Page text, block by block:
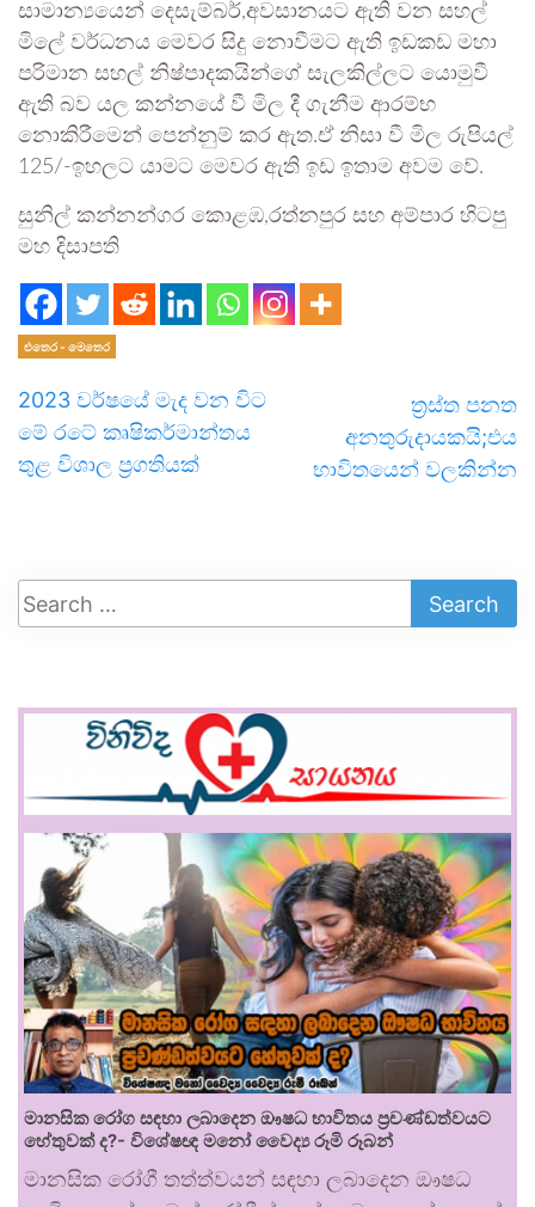
සාමාන්‍යයෙන් දෙසැම්බර්,අවසානයට ඇති වන සහල්
මිලේ වර්ධනය මෙවර සිදු නොවීමට ඇති ඉඩකඩ මහා
පරිමාන සහල් නිෂ්පාදකයින්ගේ සැලකිල්ලට යොමුවී
ඇති බව යල කන්නයේ වී මිල දී ගැනීම ආරම්භ
නොකිරීමෙන් පෙන්නුම් කර ඇත.ඒ නිසා වී මිල රුපියල්
125/-ඉහලට යාමට මෙවර ඇති ඉඩ ඉතාම අවම වේ.
සුනිල් කන්නන්ගර කොළඹ,රත්නපුර සහ අම්පාර හිටපු
මහ දිසාපති
එතෙර - මෙතෙර
2023 වර්ෂයේ මැද වන විට
මේ රටේ කෘෂිකර්මාන්තය
තුළ විශාල ප්‍රගතියක්
ත්‍රස්ත පනත
අනතුරුදායකයි;එය
භාවිතයෙන් වලකින්න
මානසික රෝග සඳහා ලබාදෙන ඖෂධ භාවිතය ප්‍රචණ්ඩත්වයට
හේතුවක් ද?- විශේෂඥ මනෝ වෛද්‍ය රූමි රූබන්
මානසික රෝගී තත්ත්වයන් සඳහා ලබාදෙන ඖෂධ